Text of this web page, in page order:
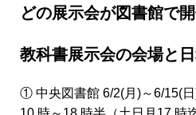
どの展示会が図書館で
教科書展示会の会場と
① 中央図書館 6/2(月)～6/15(